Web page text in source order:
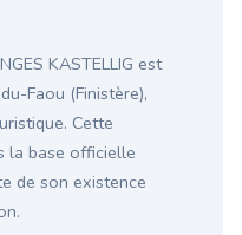
KASTELLIG est
Faou (Finistère),
Cette
la base officielle
de son existence